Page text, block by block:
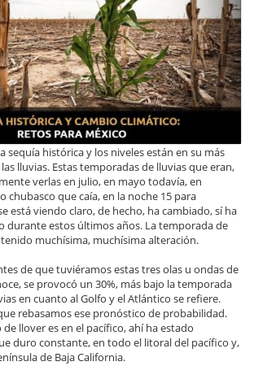
sequía histórica y los niveles están en su más
lluvias. Estas temporadas de lluvias que eran,
verlas en julio, en mayo todavía, en
chubasco que caía, en la noche 15 para
está viendo claro, de hecho, ha cambiado, sí ha
durante estos últimos años. La temporada de
muchísima, muchísima alteración.
de que tuviéramos estas tres olas u ondas de
se provocó un 30%, más bajo la temporada
en cuanto al Golfo y el Atlántico se refiere.
rebasamos ese pronóstico de probabilidad.
llover es en el pacífico, ahí ha estado
duro constante, en todo el litoral del pacífico y,
de Baja California.